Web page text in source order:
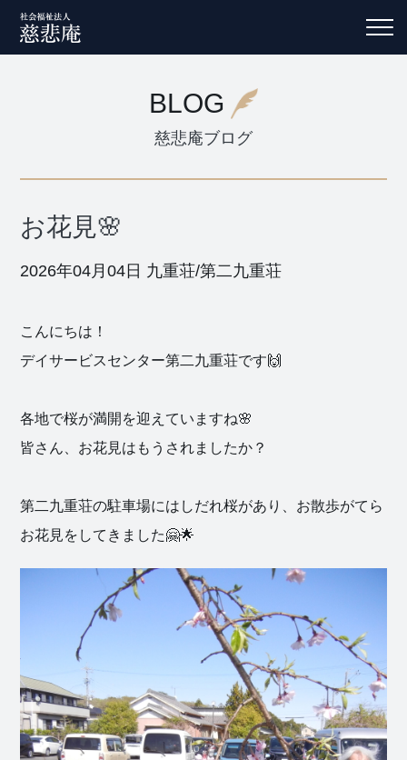
BLOG
慈悲庵ブログ
お花見🌸
2026年04月04日 九重荘/第二九重荘
こんにちは！
デイサービスセンター第二九重荘です🙌
各地で桜が満開を迎えていますね🌸
皆さん、お花見はもうされましたか？
第二九重荘の駐車場にはしだれ桜があり、お散歩がてら
お花見をしてきました🤗🌟